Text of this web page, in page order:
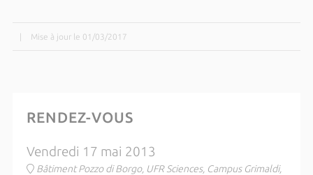
Mise à jour le 01/03/2017
RENDEZ-VOUS
Vendredi 17 mai 2013
Bâtiment Pozzo di Borgo, UFR Sciences, Campus Grimaldi,